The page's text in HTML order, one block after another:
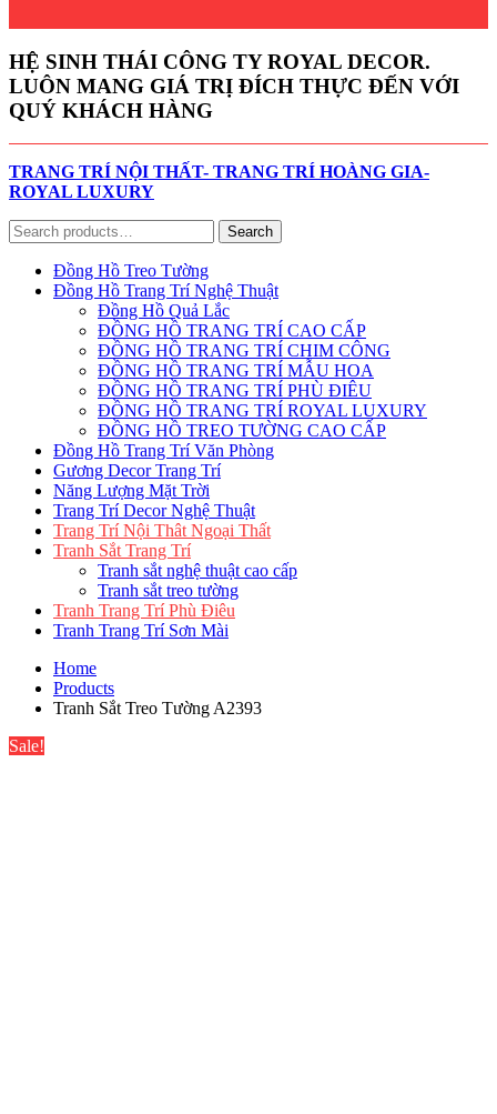
HỆ SINH THÁI CÔNG TY ROYAL DECOR.
LUÔN MANG GIÁ TRỊ ĐÍCH THỰC ĐẾN VỚI
QUÝ KHÁCH HÀNG
TRANG TRÍ NỘI THẤT- TRANG TRÍ HOÀNG GIA-
ROYAL LUXURY
Search
for:
Search
Đồng Hồ Treo Tường
Đồng Hồ Trang Trí Nghệ Thuật
Đồng Hồ Quả Lắc
ĐỒNG HỒ TRANG TRÍ CAO CẤP
ĐỒNG HỒ TRANG TRÍ CHIM CÔNG
ĐỒNG HỒ TRANG TRÍ MẪU HOA
ĐỒNG HỒ TRANG TRÍ PHÙ ĐIÊU
ĐỒNG HỒ TRANG TRÍ ROYAL LUXURY
ĐỒNG HỒ TREO TƯỜNG CAO CẤP
Đồng Hồ Trang Trí Văn Phòng
Gương Decor Trang Trí
Năng Lượng Mặt Trời
Trang Trí Decor Nghệ Thuật
Trang Trí Nội Thât Ngoại Thất
Tranh Sắt Trang Trí
Tranh sắt nghệ thuật cao cấp
Tranh sắt treo tường
Tranh Trang Trí Phù Điêu
Tranh Trang Trí Sơn Mài
Home
Products
Tranh Sắt Treo Tường A2393
Sale!